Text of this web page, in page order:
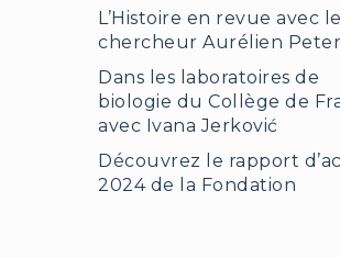
L’Histoire en revue avec le
chercheur Aurélien Peter
Dans les laboratoires de
biologie du Collège de
avec Ivana Jerković
Découvrez le rapport
2024 de la Fondation